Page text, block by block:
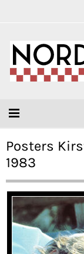
Posters
1983